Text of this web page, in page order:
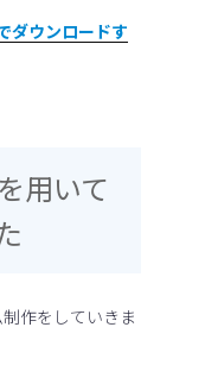
ダウンロードす
用いて
作をしていきま